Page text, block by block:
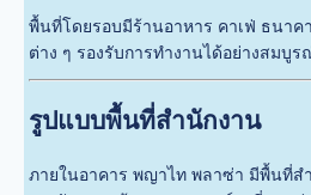
พื้นที่โดยรอบมีร้านอาหาร คาเฟ่ ธนาค
ต่าง ๆ รองรับการทำงานได้อย่างสมบูร
รูปแบบพื้นที่สำนักงาน
ภายในอาคาร พญาไท พลาซ่า มีพื้นที่ส